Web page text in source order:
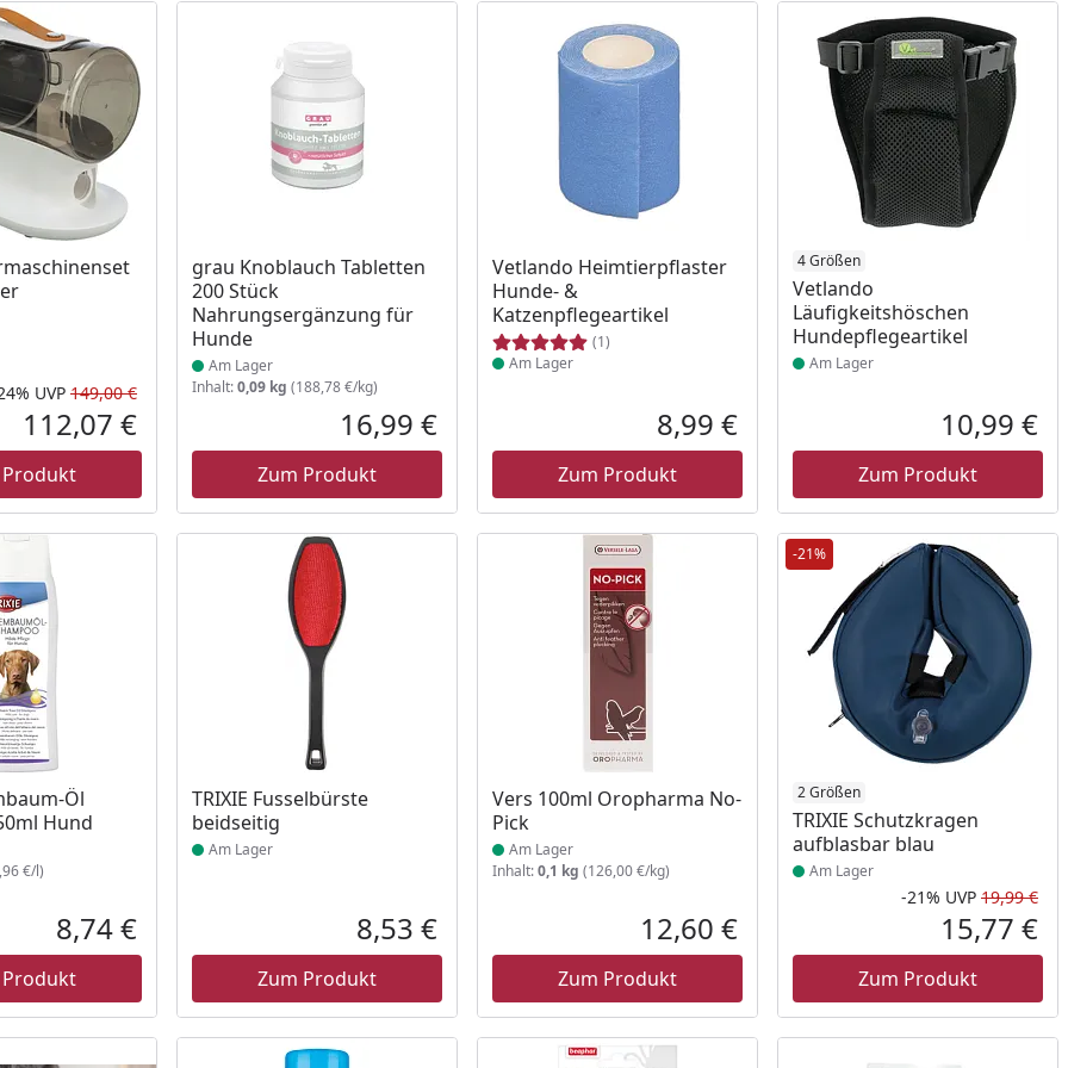
Rabatt in Prozent
Ursprünglicher Preis
UVP 149,00 €
Aktueller Preis
112,07 €
grau Knoblauch Tabletten
200 Stück
Nahrungsergänzung für
Hunde
Produkt am Lager
Am Lager
Inhalt:0,09 kg (188,78 €/kg)
Aktueller Preis
16,99 €
Zum Produkt
Vetlando Heimtierpflaster
Hunde- &
Katzenpflegeartikel
(1)
Produkt am Lager
Am Lager
Aktueller Preis
8,99 €
Zum Produkt
4 Größen
Vetlando
Läufigkeitshöschen
Hundepflegeartikel
Produkt am Lager
Am Lager
10,99 €
Zum Produkt
Öl
Hund
€/l)
Aktueller Preis
8,74 €
TRIXIE Fusselbürste
beidseitig
Produkt am Lager
Am Lager
Aktueller Preis
8,53 €
Zum Produkt
Vers 100ml Oropharma No-
Pick
Produkt am Lager
Am Lager
Inhalt:0,1 kg (126,00 €/kg)
Aktueller Preis
12,60 €
Zum Produkt
-21%
2 Größen
TRIXIE Schutzkragen
aufblasbar blau
Produkt am Lager
Am Lager
-21% UVP 19,99 €
15,77 €
Zum Produkt